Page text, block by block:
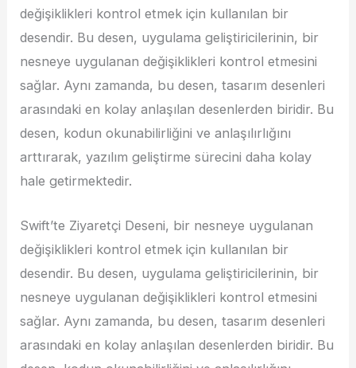
değişiklikleri kontrol etmek için kullanılan bir
desendir. Bu desen, uygulama geliştiricilerinin, bir
nesneye uygulanan değişiklikleri kontrol etmesini
sağlar. Aynı zamanda, bu desen, tasarım desenleri
arasındaki en kolay anlaşılan desenlerden biridir. Bu
desen, kodun okunabilirliğini ve anlaşılırlığını
arttırarak, yazılım geliştirme sürecini daha kolay
hale getirmektedir.
Swift’te Ziyaretçi Deseni, bir nesneye uygulanan
değişiklikleri kontrol etmek için kullanılan bir
desendir. Bu desen, uygulama geliştiricilerinin, bir
nesneye uygulanan değişiklikleri kontrol etmesini
sağlar. Aynı zamanda, bu desen, tasarım desenleri
arasındaki en kolay anlaşılan desenlerden biridir. Bu